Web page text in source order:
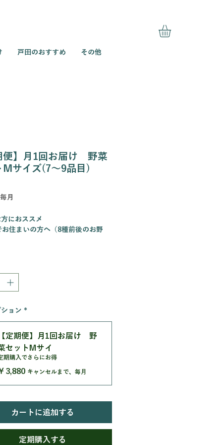
戸田のおすすめ その他
便】月1回お届け 野菜
Mサイズ(7～9品目)
格
毎月
におススメ
お住まいの方へ（8種前後のお野
要
採ってすぐに発送致します！ 今
シトウ / エンツァイ / ツルムラ
ヘイヤ / 白ナス / 水ナス / バジ
クオパールバジル / 青唐辛子 / レ
ン / 島オクラ / 紅オクラ / 摘果み
野菜の中から選りすぐりの野菜さ
橘を栽培し始めました！もちろん農
料不使用です！ この時期のみ収
香りはもちろん、青い時のみ香る緑
あり、お酒や和食と合わせることで
性を秘めております！是非ご賞味
と思います！
ョン *
【定期便】月1回お届け 野
セットMサイ
期購入でさらにお得
3,880 キャンセルまで、毎月
カートに追加する
定期購入する